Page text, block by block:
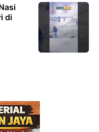
di